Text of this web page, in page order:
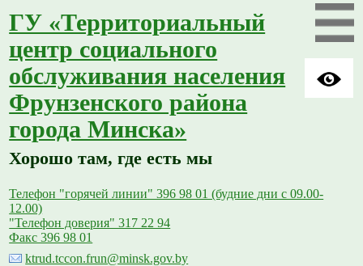
ГУ «Территориальный
центр социального
обслуживания населения
Фрунзенского района
города Минска»
Хорошо там, где есть мы
Телефон "горячей линии" 396 98 01 (будние дни с 09.00-
12.00)
"Телефон доверия" 317 22 94
Факс 396 98 01
ktrud.tccon.frun@minsk.gov.by